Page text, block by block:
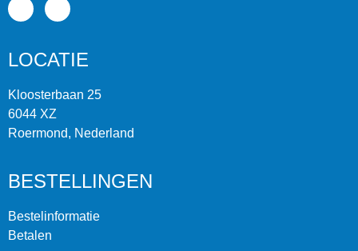
LOCATIE
Kloosterbaan 25
6044 XZ
Roermond, Nederland
BESTELLINGEN
Bestelinformatie
Betalen